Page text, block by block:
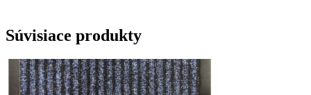
Súvisiace produkty